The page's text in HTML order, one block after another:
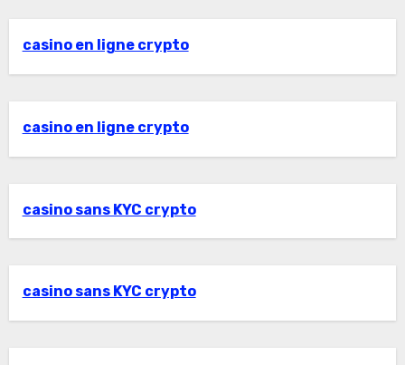
casino en ligne crypto
casino en ligne crypto
casino sans KYC crypto
casino sans KYC crypto